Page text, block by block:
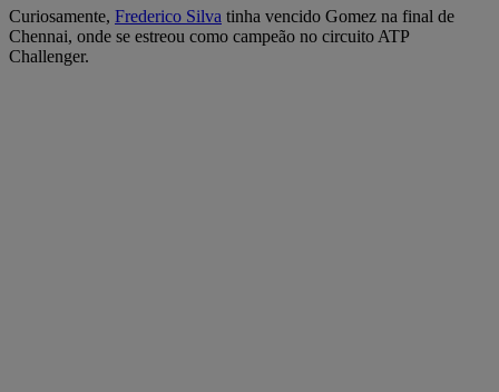
Curiosamente, Frederico Silva tinha vencido Gomez na final de
Chennai, onde se estreou como campeão no circuito ATP
Challenger.